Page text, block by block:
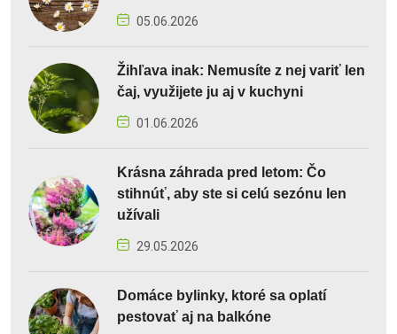
05.06.2026
Žihľava inak: Nemusíte z nej variť len
čaj, využijete ju aj v kuchyni
01.06.2026
Krásna záhrada pred letom: Čo
stihnúť, aby ste si celú sezónu len
užívali
29.05.2026
Domáce bylinky, ktoré sa oplatí
pestovať aj na balkóne